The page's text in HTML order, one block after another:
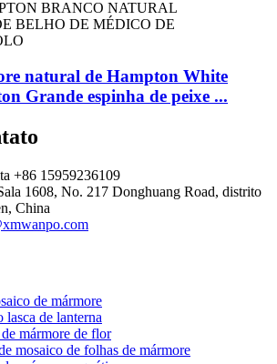
natural de Hampton White
Grande espinha de peixe ...
+86 15959236109
1608, No. 217 Donghuang Road, distrito
China
de mármore
lasca de lanterna
mármore de flor
mosaico de folhas de mármore